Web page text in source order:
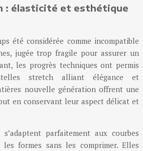
: élasticité et esthétique
été considérée comme incompatible
jugée trop fragile pour assurer un
les progrès techniques ont permis
stretch alliant élégance et
nouvelle génération offrent une
en conservant leur aspect délicat et
parfaitement aux courbes
les formes sans les comprimer. Elles